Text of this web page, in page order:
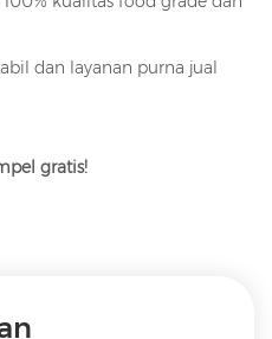
dan layanan purna jual
gratis!